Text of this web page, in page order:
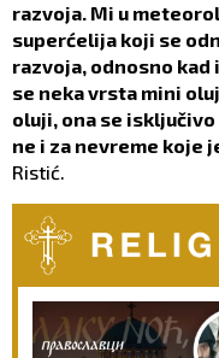
razvoja. Mi u
superćelija koji se
razvoja, odnosno kad
se neka vrsta mini
oluji, ona se
ne i za nevreme koje
Ristić.